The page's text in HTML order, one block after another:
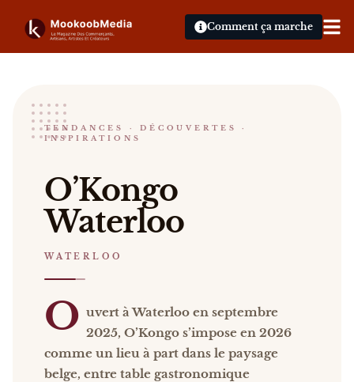
Comment ça marche
O'Kongo
WATERLOO
O’Kongo Waterloo Ouvert à Waterloo en
Catalogue :restaurants, presse, vidéos
TENDANCES · DÉCOUVERTES ·
INSPIRATIONS
O’Kongo
Waterloo
WATERLOO
O uvert à Waterloo en septembre
2025, O’Kongo s’impose en 2026
comme un lieu à part dans le paysage
belge, entre table gastronomique